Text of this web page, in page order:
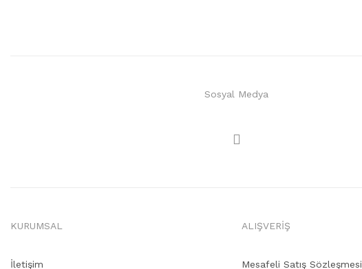
Sosyal Medya
KURUMSAL
İletişim
ALIŞVERİŞ
Mesafeli Satış Sözleşmesi